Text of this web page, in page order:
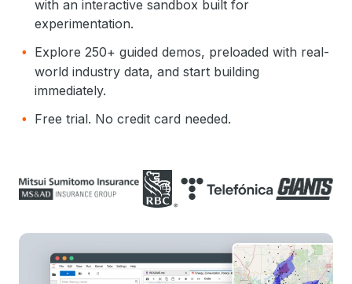
with an interactive sandbox built for
experimentation.
Explore 250+ guided demos, preloaded with real-
world industry data, and start building
immediately.
Free trial. No credit card needed.